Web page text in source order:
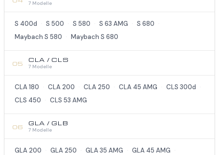
7 Modelle
S 400d S 500 S 580 S 63 AMG S 680
Maybach S 580 Maybach S 680
05 CLA / CLS
7 Modelle
CLA 180 CLA 200 CLA 250 CLA 45 AMG CLS 300d
CLS 450 CLS 53 AMG
06 GLA / GLB
7 Modelle
GLA 200 GLA 250 GLA 35 AMG GLA 45 AMG